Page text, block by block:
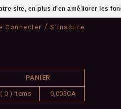
Connecter / S'inscrire
PANIER
( 0 ) items 0,00$CA
site, en plus d'en améliorer les